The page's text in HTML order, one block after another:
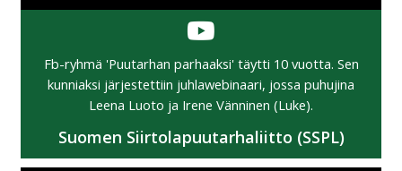
Fb-ryhmä 'Puutarhan parhaaksi' täytti 10 vuotta. Sen
kunniaksi järjestettiin juhlawebinaari, jossa puhujina
Leena Luoto ja Irene Vänninen (Luke).
Suomen Siirtolapuutarhaliitto (SSPL)